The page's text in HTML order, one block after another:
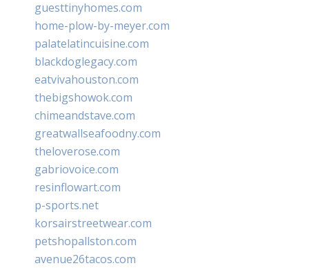
guesttinyhomes.com
home-plow-by-meyer.com
palatelatincuisine.com
blackdoglegacy.com
eatvivahouston.com
thebigshowok.com
chimeandstave.com
greatwallseafoodny.com
theloverose.com
gabriovoice.com
resinflowart.com
p-sports.net
korsairstreetwear.com
petshopallston.com
avenue26tacos.com